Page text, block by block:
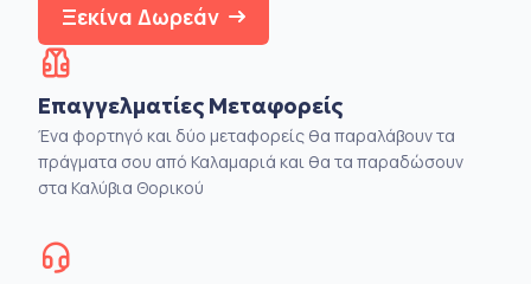
Ξεκίνα Δωρεάν
Επαγγελματίες Μεταφορείς
Ένα φορτηγό και δύο μεταφορείς θα παραλάβουν τα
πράγματα σου από Καλαμαριά και θα τα παραδώσουν
στα Καλύβια Θορικού